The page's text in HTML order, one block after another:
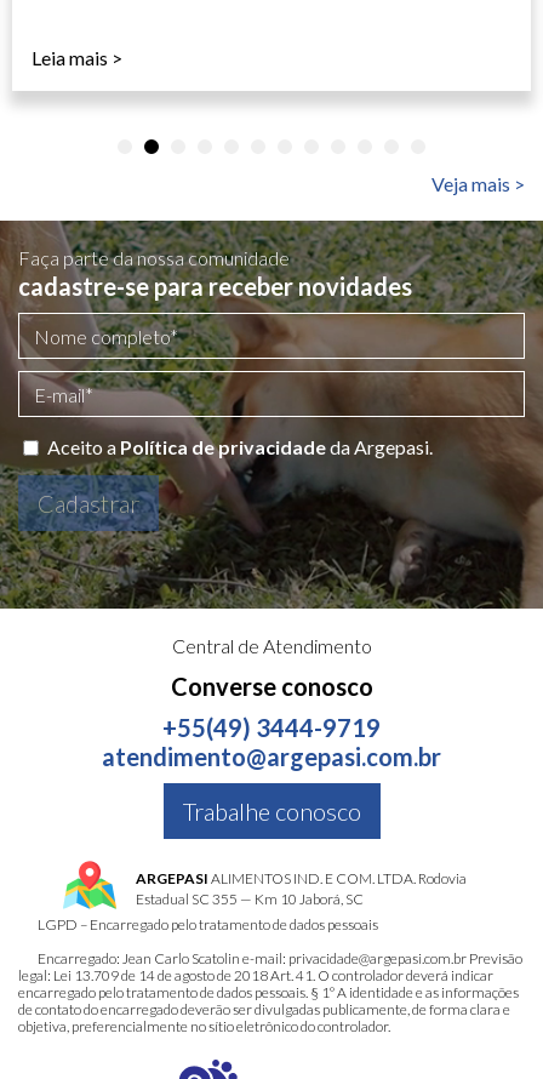
Veja mais >
Leia mais >
Faça parte da nossa comunidade
cadastre-se para receber novidades
Aceito a Política de privacidadeda Argepasi.
Cadastrar
Central de Atendimento
Converse conosco
+55(49) 3444-9719
atendimento@argepasi.com.br
Trabalhe conosco
ARGEPASI ALIMENTOS IND. E COM. LTDA. Rodovia
Estadual SC 355 — Km 10 Jaborá, SC
LGPD – Encarregado pelo tratamento de dados pessoais
Encarregado: Jean Carlo Scatolin e-mail: privacidade@argepasi.com.br Previsão
legal: Lei 13.709 de 14 de agosto de 2018 Art. 41. O controlador deverá indicar
encarregado pelo tratamento de dados pessoais. § 1º A identidade e as informações
de contato do encarregado deverão ser divulgadas publicamente, de forma clara e
objetiva, preferencialmente no sítio eletrônico do controlador.